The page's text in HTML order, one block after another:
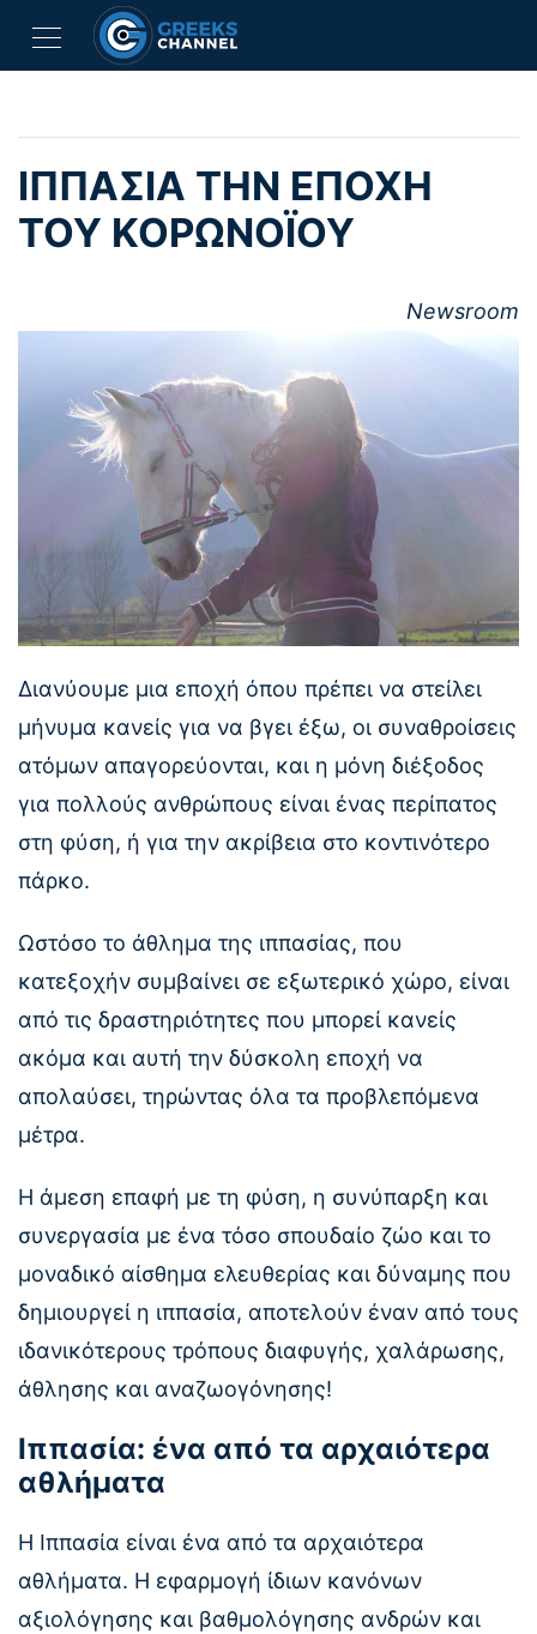
ΙΠΠΑΣΙΑ ΤΗΝ ΕΠΟΧΗ
ΤΟΥ ΚΟΡΩΝΟΪΟΥ
Newsroom
Διανύουμε μια εποχή όπου πρέπει να στείλει
μήνυμα κανείς για να βγει έξω, οι συναθροίσεις
ατόμων απαγορεύονται, και η μόνη διέξοδος
για πολλούς ανθρώπους είναι ένας περίπατος
στη φύση, ή για την ακρίβεια στο κοντινότερο
πάρκο.
Ωστόσο το άθλημα της ιππασίας, που
κατεξοχήν συμβαίνει σε εξωτερικό χώρο, είναι
από τις δραστηριότητες που μπορεί κανείς
ακόμα και αυτή την δύσκολη εποχή να
απολαύσει, τηρώντας όλα τα προβλεπόμενα
μέτρα.
Η άμεση επαφή με τη φύση, η συνύπαρξη και
συνεργασία με ένα τόσο σπουδαίο ζώο και το
μοναδικό αίσθημα ελευθερίας και δύναμης που
δημιουργεί η ιππασία, αποτελούν έναν από τους
ιδανικότερους τρόπους διαφυγής, χαλάρωσης,
άθλησης και αναζωογόνησης!
Ιππασία: ένα από τα αρχαιότερα
αθλήματα
Η Ιππασία είναι ένα από τα αρχαιότερα
αθλήματα. Η εφαρμογή ίδιων κανόνων
αξιολόγησης και βαθμολόγησης ανδρών και